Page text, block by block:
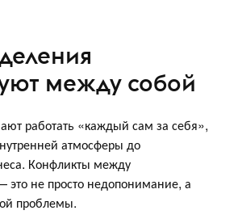
между собой
работать «каждый сам за себя»,
атмосферы до
Конфликты между
не просто недопонимание, а
проблемы.